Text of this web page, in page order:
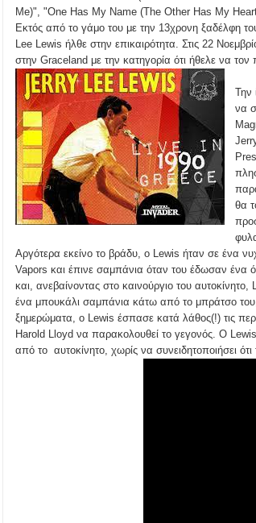
Me)", "One Has My Name (The Other Has My
Εκτός από το γάμο του με την 13χρονη ξαδέλφη
Lee Lewis ήλθε στην επικαιρότητα. Στις 22
στην Graceland με την κατηγορία ότι ήθελε να τον
Την
να
θα
Αργότερα εκείνο το βράδυ, ο Lewis ήταν σε ένα
Vapors και έπινε σαμπάνια όταν του έδωσαν ένα
και, ανεβαίνοντας στο καινούργιο του
ένα μπουκάλι σαμπάνια κάτω από το μπράτσο
ξημερώματα, ο Lewis έσπασε κατά λάθος(!) τις
Harold Lloyd να παρακολουθεί το γεγονός. Ο
από το αυτοκίνητο, χωρίς να συνειδητοποιήσει